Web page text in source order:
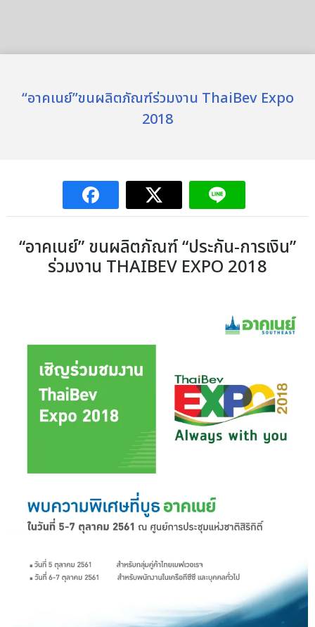
“อาคเนย์”ขนผลิตภัณฑ์ร่วมงาน ThaiBev Expo
2018
“อาคเนย์” ขนผลิตภัณฑ์ “ประกัน-การเงิน”
ร่วมงาน THAIBEV EXPO 2018